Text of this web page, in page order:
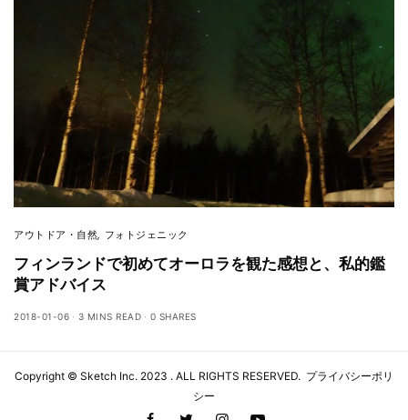
アウトドア・自然 フォトジェニック
フィンランドで初めてオーロラを観た感想と、私的鑑
賞アドバイス
2018-01-06 3 MINS READ 0 SHARES
Copyright © Sketch Inc. 2023 . ALL RIGHTS RESERVED. プライバシーポリ
シー